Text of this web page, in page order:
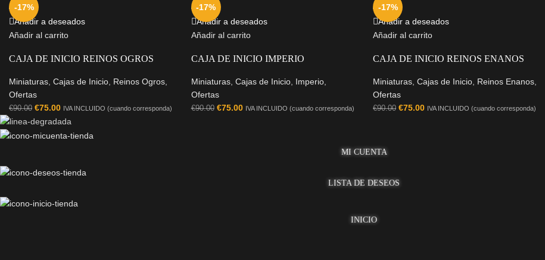
-17%
Añadir a deseados
Añadir al carrito
CAJA DE INICIO REINOS OGROS
Miniaturas Cajas de Inicio Reinos Ogros
Ofertas
€90.00 €75.00 IVA INCLUIDO (cuando corresponda)
-17%
Añadir a deseados
Añadir al carrito
CAJA DE INICIO IMPERIO
Miniaturas, Cajas de Inicio, Imperio,
Ofertas
€90.00 €75.00 IVA INCLUIDO (cuando corresponda)
-17%
Añadir a deseados
Añadir al carrito
CAJA DE INICIO REINOS ENANOS
Miniaturas Cajas de Inicio Reinos Enanos
Ofertas
€90.00 €75.00 IVA INCLUIDO (cuando corresponda)
MI CUENTA
LISTA DE DESEOS
INICIO